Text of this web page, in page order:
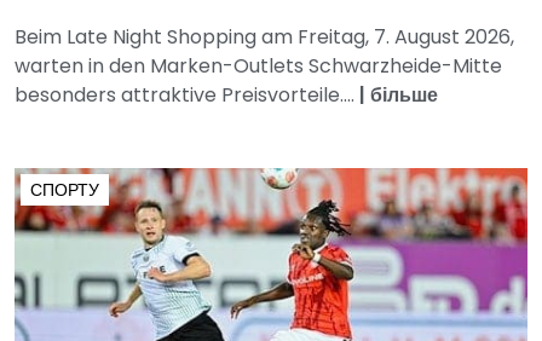
Beim Late Night Shopping am Freitag, 7. August 2026,
warten in den Marken-Outlets Schwarzheide-Mitte
besonders attraktive Preisvorteile.... | більше
СПОРТУ